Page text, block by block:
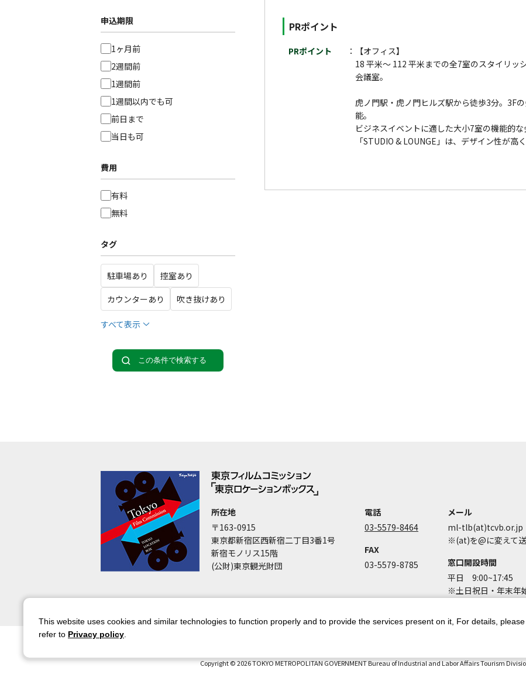
PRポイント
PRポイント
【オフィス】
18 平米～ 112 平米までの全7室のスタイリッ
会議室。
虎ノ門駅・虎ノ門ヒルズ駅から徒歩3分。3F
能。
ビジネスイベントに適した大小7室の機能的
「STUDIO & LOUNGE」は、デザイン性が高
申込期限
1ヶ月前
2週間前
1週間前
1週間以内でも可
前日まで
当日も可
費用
有料
無料
タグ
駐車場あり
控室あり
カウンターあり
吹き抜けあり
すべて表示
この条件で検索する
所在地
〒163-0915
東京都新宿区西新宿二丁目3番1号
新宿モノリス15階
(公財)東京観光財団
電話
03-5579-8464
FAX
03-5579-8785
メール
ml-tlb(at)tcvb.or.jp
※(at)を@に変えて送
窓口開設時間
平日 9:00~17:45
※土日祝日・年末年
Copyright © 2026 TOKYO METROPOLITAN GOVERNMENT Bureau of Industrial and Labor Affairs Tourism
This website uses cookies and similar technologies to function properly and to provide the services present on it, For details, please
refer to Privacy policy